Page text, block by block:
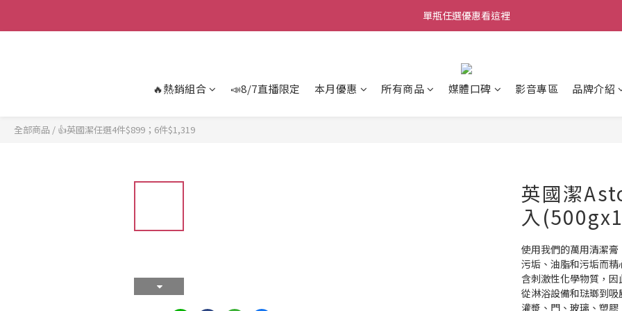
購物滿$690免運
單瓶任選優惠看這裡
🔥熱銷組合 📣8/7直播限定 本月優惠 所有商品 媒體口碑 影音專區 品牌介紹
全部商品 / 👍英國潔任選4件$899；6件$1,319
英國潔
入
使用我們的萬用清潔
污垢、油脂和污垢而
含刺激性化學物質，
從淋浴設備和琺瑯到
灌漿、門、玻璃、塑